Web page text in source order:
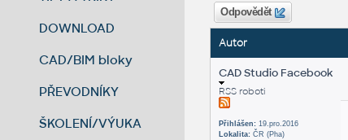
DOWNLOAD
CAD/BIM bloky
PŘEVODNÍKY
ŠKOLENÍ/VÝUKA
Odpovědět
Autor
CAD Studio Facebook
RSS roboti
Přihlášen:19.pro.2016
Lokalita:ČR (Pha)